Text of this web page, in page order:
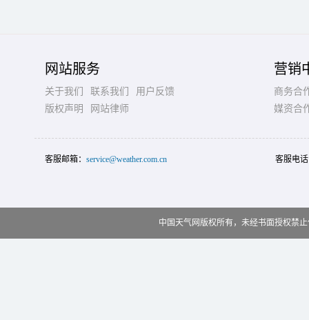
网站服务
关于我们 联系我们
用户反馈
版权声明
网站律师
营销
商务合
媒资合
客服邮箱： service@weather.com.cn 客服电
中国天气网版权所有，未经书面授权